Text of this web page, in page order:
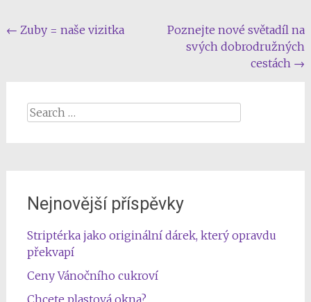
Post
← Zuby = naše vizitka
Poznejte nové světadíl na
svých dobrodružných
cestách →
Search
Nejnovější příspěvky
Striptérka jako originální dárek, který opravdu
překvapí
Ceny Vánočního cukroví